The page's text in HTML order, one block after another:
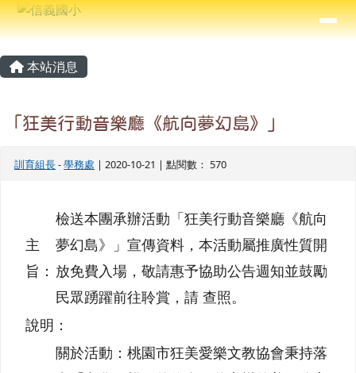
跳至主內容區
信義國小
⏸
導覽列
主內容區域
本站消息
「狂美行動音樂廳《航向夢幻島》」
訓育組長-學務處 | 2020-10-21 | 點閱數： 570
主
旨：
檢送本團承辦活動「狂美行動音樂廳《航向
夢幻島》」宣傳資料，本活動屬推廣性質開
放免費入場，敬請惠予協助公告週知並鼓勵
民眾踴躍前往聆賞，請 查照。
說明：
關於活動：桃園市狂美愛樂文教協會秉持落
頁尾區域